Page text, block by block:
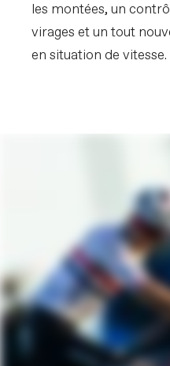
les montées, un
virages et un tout
en situation de vitesse.